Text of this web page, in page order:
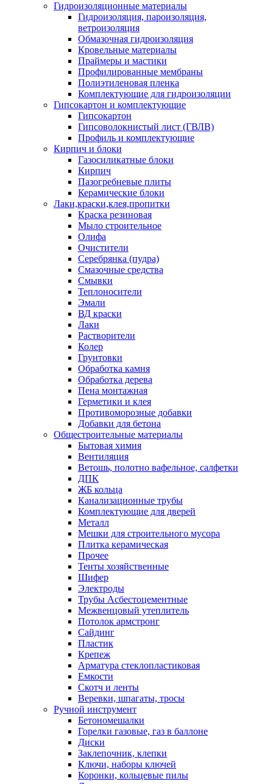
Гидроизоляционные материалы
Гидроизоляция, пароизоляция,
ветроизоляция
Обмазочная гидроизоляция
Кровельные материалы
Праймеры и мастики
Профилированные мембраны
Полиэтиленовая пленка
Комплектующие для гидроизоляции
Гипсокартон и комплектующие
Гипсокартон
Гипсоволокнистый лист (ГВЛВ)
Профиль и комплектующие
Кирпич и блоки
Газосиликатные блоки
Кирпич
Пазогребневые плиты
Керамические блоки
Лаки,краски,клея,пропитки
Краска резиновая
Мыло строительное
Олифа
Очистители
Серебрянка (пудра)
Смазочные средства
Смывки
Теплоносители
Эмали
ВД краски
Лаки
Растворители
Колер
Грунтовки
Обработка камня
Обработка дерева
Пена монтажная
Герметики и клея
Противоморозные добавки
Добавки для бетона
Общестроительные материалы
Бытовая химия
Вентиляция
Ветошь, полотно вафельное, салфетки
ДПК
ЖБ кольца
Канализационные трубы
Комплектующие для дверей
Металл
Мешки для строительного мусора
Плитка керамическая
Прочее
Тенты хозяйственные
Шифер
Электроды
Трубы Асбестоцементные
Межвенцовый утеплитель
Потолок армстронг
Сайдинг
Пластик
Крепеж
Арматура стеклопластиковая
Емкости
Скотч и ленты
Веревки, шпагаты, тросы
Ручной инструмент
Бетономешалки
Горелки газовые, газ в баллоне
Диски
Заклепочник, клепки
Ключи, наборы ключей
Коронки, кольцевые пилы